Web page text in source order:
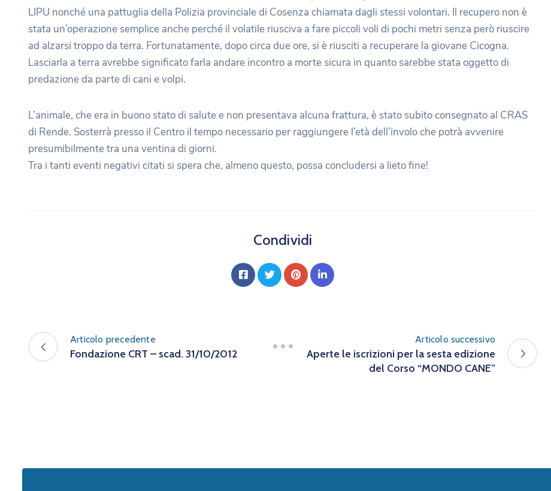
LIPU nonché una pattuglia della Polizia provinciale di Cosenza chiamata dagli stessi volontari. Il recupero non è
stata un’operazione semplice anche perché il volatile riusciva a fare piccoli voli di pochi metri senza però riuscire
ad alzarsi troppo da terra. Fortunatamente, dopo circa due ore, si è riusciti a recuperare la giovane Cicogna.
Lasciarla a terra avrebbe significato farla andare incontro a morte sicura in quanto sarebbe stata oggetto di
predazione da parte di cani e volpi.
L’animale, che era in buono stato di salute e non presentava alcuna frattura, è stato subito consegnato al CRAS
di Rende. Sosterrà presso il Centro il tempo necessario per raggiungere l’età dell’involo che potrà avvenire
presumibilmente tra una ventina di giorni.
Tra i tanti eventi negativi citati si spera che, almeno questo, possa concludersi a lieto fine!
Condividi
Articolo precedente
Fondazione CRT – scad. 31/10/2012
Articolo successivo
Aperte le iscrizioni per la sesta edizione
del Corso “MONDO CANE”